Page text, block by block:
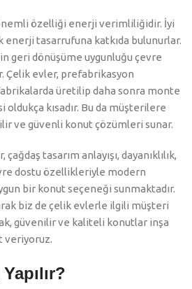
özelliği enerji verimliliğidir. İyi
enerji tasarrufuna katkıda bulunurlar.
geri dönüşüme uygunluğu çevre
Çelik evler, prefabrikasyon
üretilip daha sonra monte
kısadır. Bu da müşterilere
ve güvenli konut çözümleri sunar.
tasarım anlayışı, dayanıklılık,
dostu özellikleriyle modern
bir konut seçeneği sunmaktadır.
biz de çelik evlerle ilgili müşteri
güvenilir ve kaliteli konutlar inşa
veriyoruz.